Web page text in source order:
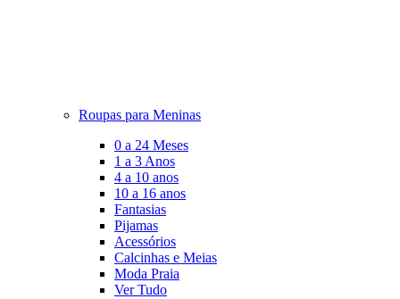
Roupas para Meninas
0 a 24 Meses
1 a 3 Anos
4 a 10 anos
10 a 16 anos
Fantasias
Pijamas
Acessórios
Calcinhas e Meias
Moda Praia
Ver Tudo